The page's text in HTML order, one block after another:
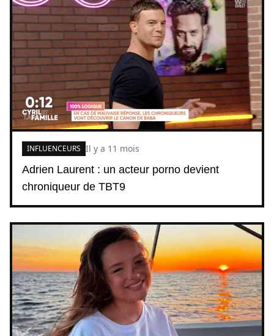
Adrien Laurent : un acteur porno devient
chroniqueur de TBT9
INFLUENCEURS Il y a 11 mois